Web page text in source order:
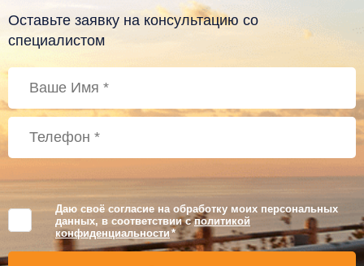
Оставьте заявку на консультацию со
специалистом
Даю своё согласие на обработку моих персональных
данных, в соответствии сполитикой
конфиденциальности *